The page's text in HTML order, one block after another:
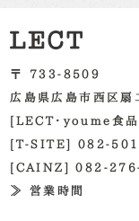
〒 733-8509
広島県広島市西区
[LECT・youme
[T-SITE] 082-
[CAINZ] 082-
≫ 営業時間